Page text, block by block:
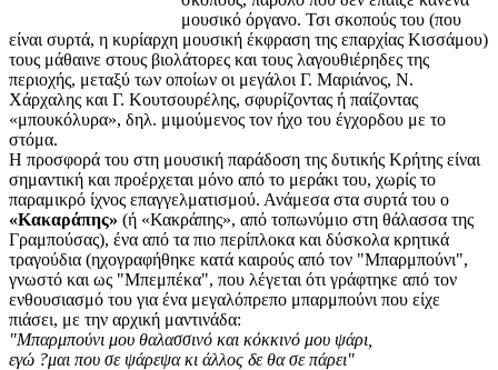
μουσικό όργανο. Τσι σκοπούς του (που
είναι συρτά, η κυρίαρχη μουσική έκφραση της επαρχίας Κισσάμου)
τους μάθαινε στους βιολάτορες και τους λαγουθιέρηδες της
περιοχής, μεταξύ των οποίων οι μεγάλοι Γ. Μαριάνος, Ν.
Χάρχαλης και Γ. Κουτσουρέλης, σφυρίζοντας ή παίζοντας
«μπουκόλυρα», δηλ. μιμούμενος τον ήχο του έγχορδου με το
στόμα.
Η προσφορά του στη μουσική παράδοση της δυτικής Κρήτης είναι
σημαντική και προέρχεται μόνο από το μεράκι του, χωρίς το
παραμικρό ίχνος επαγγελματισμού. Ανάμεσα στα συρτά του ο
«Κακαράπης» (ή «Κακράπης», από τοπωνύμιο στη θάλασσα της
Γραμπούσας), ένα από τα πιο περίπλοκα και δύσκολα κρητικά
τραγούδια (ηχογραφήθηκε κατά καιρούς από τον "Μπαρμπούνι",
γνωστό και ως "Μπεμπέκα", που λέγεται ότι γράφτηκε από τον
ενθουσιασμό του για ένα μεγαλόπρεπο μπαρμπούνι που είχε
πιάσει, με την αρχική μαντινάδα:
"Μπαρμπούνι μου θαλασσινό και κόκκινό μου ψάρι,
εγώ ?μαι που σε ψάρεψα κι άλλος δε θα σε πάρει"